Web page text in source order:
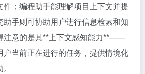
件；编程助手能理解项目上下文并提
助手则可协助用户进行信息检索和知
注意的是其**上下文感知能力**——
户当前正在进行的任务，提供情境化